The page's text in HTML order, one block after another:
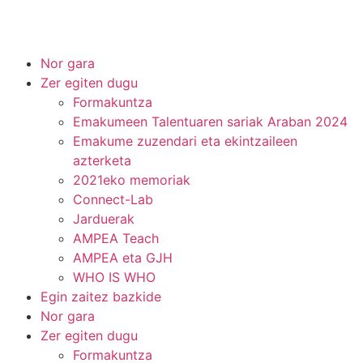
Nor gara
Zer egiten dugu
Formakuntza
Emakumeen Talentuaren sariak Araban 2024
Emakume zuzendari eta ekintzaileen
azterketa
2021eko memoriak
Connect-Lab
Jarduerak
AMPEA Teach
AMPEA eta GJH
WHO IS WHO
Egin zaitez bazkide
Nor gara
Zer egiten dugu
Formakuntza